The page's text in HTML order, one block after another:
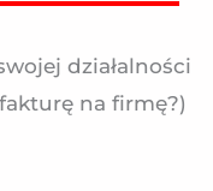
działalności
na firmę?)